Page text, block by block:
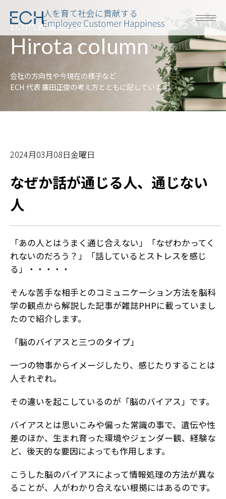
人を育て社会に貢献する
ECH代表 廣田正俊のコラム
Hirota column
会社の方向性や今現在の様子など
ECH 代表 廣田正俊の考え方とともに記しています。
2024月03月08日金曜日
なぜか話が通じる人、通じない
人
「あの人とはうまく通じ合えない」「なぜわかってく
れないのだろう？」「話しているとストレスを感じ
る」・・・・・
そんな苦手な相手とのコミュニケーション方法を脳科
学の観点から解説した記事が雑誌PHPに載っていまし
たので紹介します。
「脳のバイアスと三つのタイプ」
一つの物事からイメージしたり、感じたりすることは
人それぞれ。
その違いを起こしているのが「脳のバイアス」です。
バイアスとは思いこみや偏った常識の事で、遺伝や性
差のほか、生まれ育った環境やジェンダー観、経験な
ど、後天的な要因によっても作用します。
こうした脳のバイアスによって情報処理の方法が異な
ることが、人がわかり合えない根拠にはあるのです。